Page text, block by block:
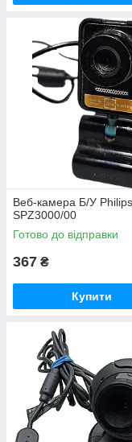
Веб-камера Б/У Philips
SPZ3000/00
Готово до відправки
367 ₴
Купити